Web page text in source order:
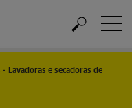
Lavadoras e secadoras de